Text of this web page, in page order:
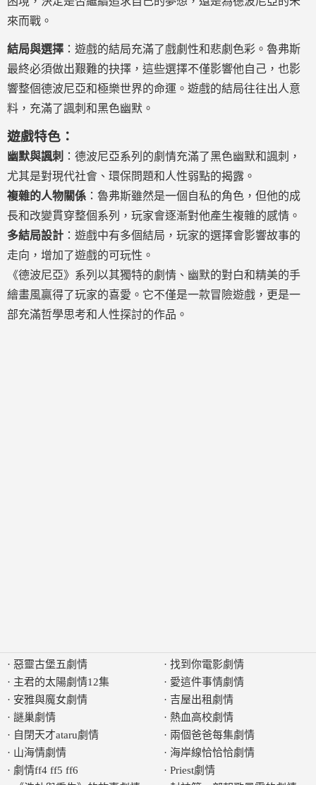
來而戰。
結局與選擇 ：遊戲的結局充滿了戲劇性和悲劇色彩。魯弗斯
最終必須做出艱難的抉擇，這些選擇不僅影響他自己，也影
響整個德波尼亞和極樂世界的命運。遊戲的結局往往出人意
料，充滿了諷刺和黑色幽默。
遊戲特色：
幽默與諷刺
：德波尼亞系列的劇情充滿了黑色幽默和諷刺，
尤其是對現代社會、環保問題和人性弱點的揭露。
複雜的人物關係 ：魯弗斯雖然是一個自私的角色，但他的成
長和改變貫穿整個系列，玩家會逐漸對他產生複雜的感情。
多結局設計 ：遊戲中有多個結局，玩家的選擇會影響故事的
走向，增加了遊戲的可玩性。
《德波尼亞》系列以其獨特的劇情、幽默的對白和精美的手
繪畫風贏得了玩家的喜愛。它不僅是一款冒險遊戲，更是一
部充滿哲學思考和人性探討的作品。
· 惡靈古堡五劇情
· 主君的太陽劇情12集
· 安雅與魔女劇情
· 謎巢劇情
· 自閉天才ataru劇情
· 山海情劇情
· 劇情ff4 ff5 ff6
· 找到你電影劇情
· 愛這件事情劇情
· 吉屋出租劇情
· 熱血高校劇情
· 兩個爸爸每集劇情
· 海岸線恰恰恰劇情
· Priest劇情